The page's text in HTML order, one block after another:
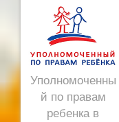
Уполномоченны
й по правам
ребенка в